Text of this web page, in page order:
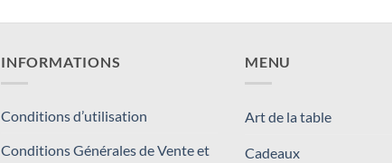
INFORMATIONS
Conditions d’utilisation
Conditions Générales de Vente et
MENU
Art de la table
Cadeaux